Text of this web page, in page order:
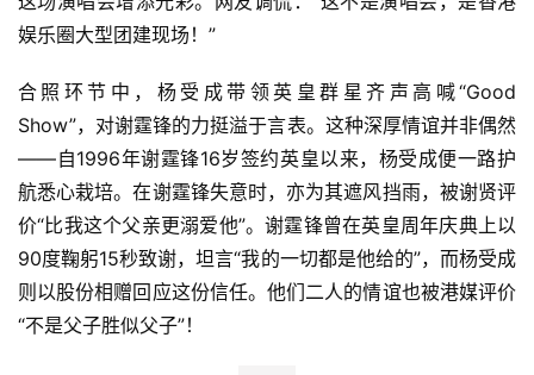
新
商
观
察
新
科
技
投
融
娱乐圈大型团建现场！”
合照环节中，杨受成带领英皇群星齐声高喊“Good
Show”，对谢霆锋的力挺溢于言表。这种深厚情谊并非偶然
——自1996年谢霆锋16岁签约英皇以来，杨受成便一路护
航悉心栽培。在谢霆锋失意时，亦为其遮风挡雨，被谢贤评
价“比我这个父亲更溺爱他”。谢霆锋曾在英皇周年庆典上以
90度鞠躬15秒致谢，坦言“我的一切都是他给的”，而杨受成
则以股份相赠回应这份信任。他们二人的情谊也被港媒评价
“不是父子胜似父子”！